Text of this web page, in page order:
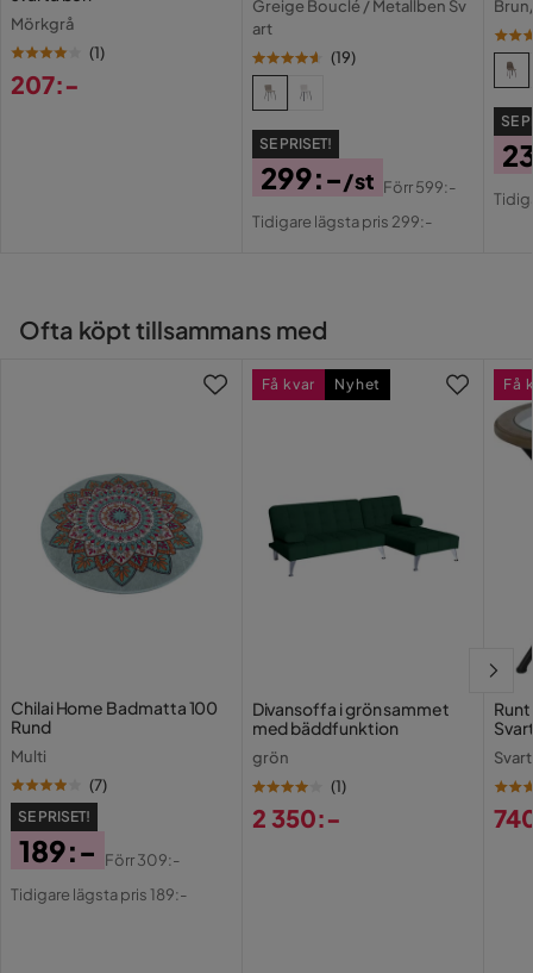
Övrigt
mörkgrön
Svart
Mörkgrå
(1)
207:-
Greige Bouclé / Metallben Sv
art
(19)
SE PRISET!
Pris
299:-/st
Original
Förr599:-
Tidigare lägsta pris 299:-
SE
Ofta köpt tillsammans med
Chilai Home Badmatta 100
Rund
Multi
(7)
SE PRISET!
Pris
189:-
Original
Förr309:-
Tidigare lägsta pris 189:-
Divansoffa i grön sammet
med bäddfunktion
grön
(1)
2 350:-
Få kvar Nyhet Få